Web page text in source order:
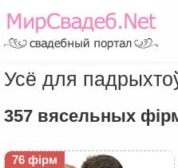
Усё для
357 вясельных
76 фірм